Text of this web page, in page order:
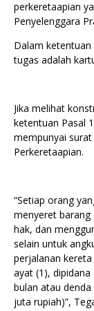
perkeretaapian
Penyelenggara
Dalam
tugas adalah
Jika melihat
ketentuan Pasal
mempunyai
Perkeretaapian.
“Setiap orang
menyeret
hak, dan
selain untuk
perjalanan
ayat (1),
bulan atau denda
juta rupiah)”,